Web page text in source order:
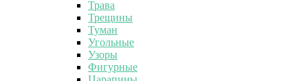
Трава
Трещины
Туман
Угольные
Узоры
Фигурные